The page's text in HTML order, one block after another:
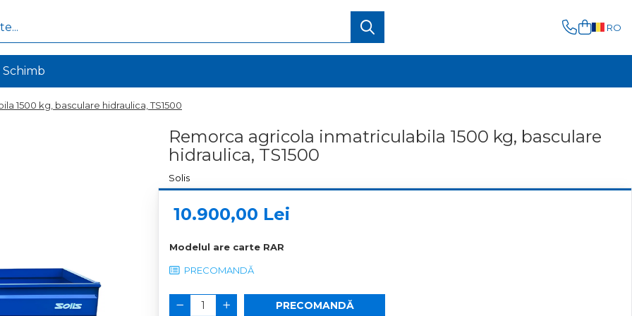
RO
Schimb
1500 kg, basculare hidraulica, TS1500
Remorca agricola inmatriculabila 1500 kg, basculare
hidraulica, TS1500
Solis
10.900,00 Lei
Modelul are carte RAR
PRECOMANDĂ
PRECOMANDĂ